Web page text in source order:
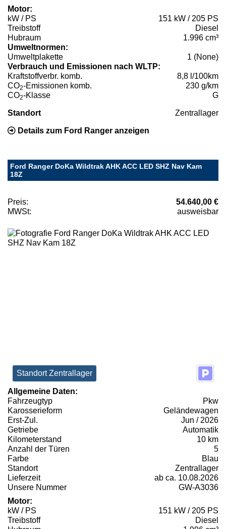
Motor:
kW / PS
151 kW / 205 PS
Treibstoff
Diesel
Hubraum
1.996 cm³
Umweltnormen:
Umweltplakette
1 (None)
Verbrauch und Emissionen nach WLTP:
Kraftstoffverbr. komb.
8,8 l/100km
CO2-Emissionen komb.
230 g/km
CO2-Klasse G
Standort Zentrallager
Details zum Ford Ranger anzeigen
Ford Ranger DoKa Wildtrak AHK ACC LED SHZ Nav Kam
18Z
Preis:
54.640,00 €
MWSt:
ausweisbar
Standort Zentrallager
Allgemeine Daten:
Fahrzeugtyp
Pkw
Karosserieform
Geländewagen
Erst-Zul.
Jun / 2026
Getriebe
Automatik
Kilometerstand
10 km
Anzahl der Türen
5
Farbe
Blau
Standort
Zentrallager
Lieferzeit
ab ca. 10.08.2026
Unsere Nummer
GW-A3036
Motor:
kW / PS
151 kW / 205 PS
Treibstoff
Diesel